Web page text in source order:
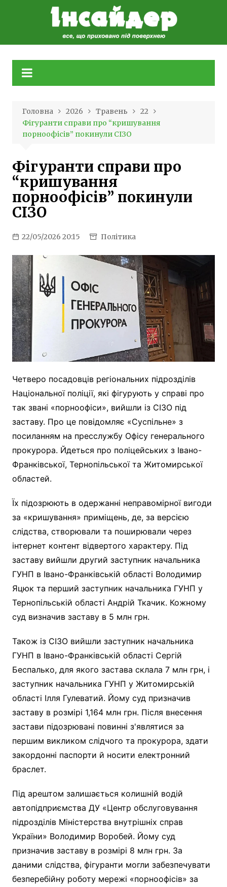
Головна 2026 Травень
22
Фігуранти справи про “кришування
порноофісів” покинули СІЗО
Фігуранти справи про
“кришування
порноофісів” покинули
СІЗО
22/05/2026 20:15 Політика
Четверо посадовців регіональних підрозділів
Національної поліції, які фігурують у справі про
так звані «порноофіси», вийшли із СІЗО під
заставу. Про це повідомляє «Суспільне» з
посиланням на пресслужбу Офісу генерального
прокурора. Йдеться про поліцейських з Івано-
Франківської, Тернопільської та Житомирської
областей.
Їх підозрюють в одержанні неправомірної вигоди
за «кришування» приміщень, де, за версією
слідства, створювали та поширювали через
інтернет контент відвертого характеру. Під
заставу вийшли другий заступник начальника
ГУНП в Івано-Франківській області Володимир
Яцюк та перший заступник начальника ГУНП у
Тернопільській області Андрій Ткачик. Кожному
суд визначив заставу в 5 млн грн.
Також із СІЗО вийшли заступник начальника
ГУНП в Івано-Франківській області Сергій
Беспалько, для якого застава склала 7 млн грн, і
заступник начальника ГУНП у Житомирській
області Ілля Гулеватий. Йому суд призначив
заставу в розмірі 1,164 млн грн. Після внесення
застави підозрювані повинні з'являтися за
першим викликом слідчого та прокурора, здати
закордонні паспорти й носити електронний
браслет.
Під арештом залишається колишній водій
автопідприємства ДУ «Центр обслуговування
підрозділів Міністерства внутрішніх справ
України» Володимир Воробей. Йому суд
призначив заставу в розмірі 8 млн грн. За
даними слідства, фігуранти могли забезпечувати
безперебійну роботу мережі «порноофісів» за